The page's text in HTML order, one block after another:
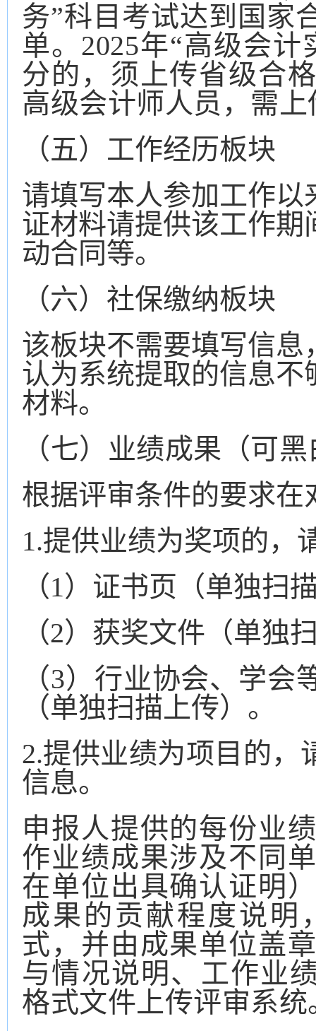
务”科目考试达到国家
单。 2025年“高级会计
分的， 须上传省级合
高级会计师人员，需
（五）工作经历板块
请填写本人参加工作
证材料请提供该工作
动合同等。
（六） 社保缴纳板块
该板块不需要填写信
认为系统提取的信息
材料。
（七）业绩成果（可
根据评审条件的要求在
1.提供业绩为奖项的，
（1）证书页（单独扫
（2）获奖文件（单独
（3）行业协会、学会
（单独扫描上传）。
2.提供业绩为项目的，
信息。
申报人提供的每份业
作业绩成果涉及不同
在单位出具确认证明
成果的贡献程度说明
式，并由成果单位盖
与情况说明、工作业
格式文件上传评审系统